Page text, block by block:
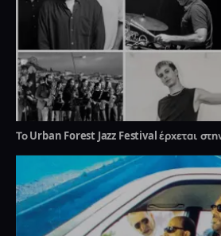
Το Urban Forest Jazz Festival έρχεται